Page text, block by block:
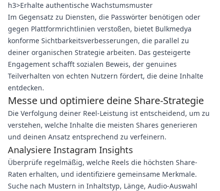
h3>Erhalte authentische Wachstumsmuster
Im Gegensatz zu Diensten, die Passwörter benötigen oder
gegen Plattformrichtlinien verstoßen, bietet Bulkmedya
konforme Sichtbarkeitsverbesserungen, die parallel zu
deiner organischen Strategie arbeiten. Das gesteigerte
Engagement schafft sozialen Beweis, der genuines
Teilverhalten von echten Nutzern fördert, die deine Inhalte
entdecken.
Messe und optimiere deine Share-Strategie
Die Verfolgung deiner Reel-Leistung ist entscheidend, um zu
verstehen, welche Inhalte die meisten Shares generieren
und deinen Ansatz entsprechend zu verfeinern.
Analysiere Instagram Insights
Überprüfe regelmäßig, welche Reels die höchsten Share-
Raten erhalten, und identifiziere gemeinsame Merkmale.
Suche nach Mustern in Inhaltstyp, Länge, Audio-Auswahl